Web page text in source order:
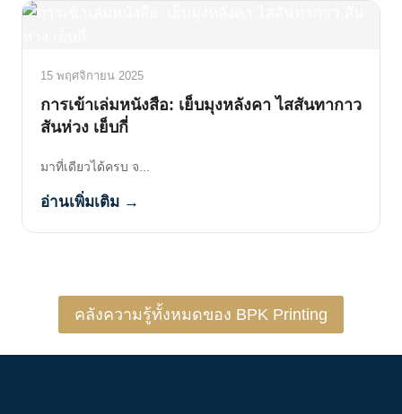
15 พฤศจิกายน 2025
การเข้าเล่มหนังสือ: เย็บมุงหลังคา ไสสันทากาว
สันห่วง เย็บกี่
มาที่เดียวได้ครบ จ...
อ่านเพิ่มเติม →
คลังความรู้ทั้งหมดของ BPK Printing